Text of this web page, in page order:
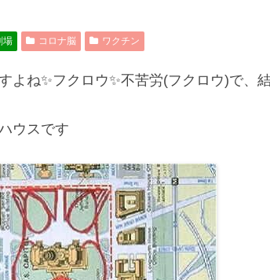
場 コロナ脳 ワクチン
よね✨フクロウ✨不苦労(フクロウ)で、
ウスです